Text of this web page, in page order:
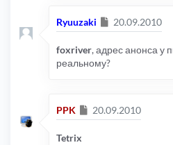
Ryuuzaki Сообщение
20.09.2010
foxriver, адрес анонса у
реальному?
PPK Сообщение
20.09.2010
Tetrix